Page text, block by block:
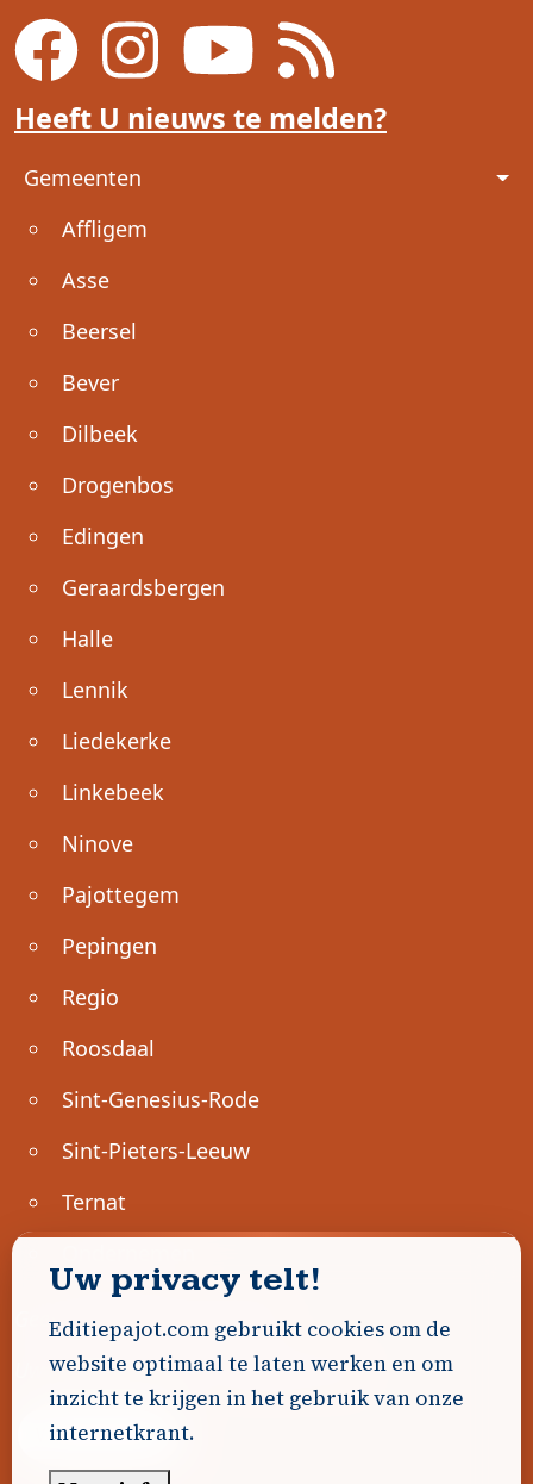
Heeft U nieuws te melden?
Voet
Gemeenten
Affligem
Asse
Beersel
Bever
Dilbeek
Drogenbos
Edingen
Geraardsbergen
Halle
Lennik
Liedekerke
Linkebeek
Ninove
Pajottegem
Pepingen
Regio
Roosdaal
Sint-Genesius-Rode
Sint-Pieters-Leeuw
Ternat
Geen advertenties gevonden.
Uw advertentie hier? Contacteer ons!
Word Partner!
Uw privacy telt!
Editiepajot.com gebruikt cookies om de
website optimaal te laten werken en om
inzicht te krijgen in het gebruik van onze
internetkrant.